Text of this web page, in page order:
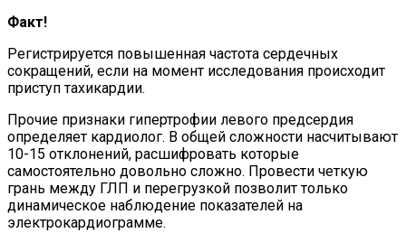
Факт!
Регистрируется повышенная частота сердечных
сокращений, если на момент исследования происходит
приступ тахикардии.
Прочие признаки гипертрофии левого предсердия
определяет кардиолог. В общей сложности насчитывают
10-15 отклонений, расшифровать которые
самостоятельно довольно сложно. Провести четкую
грань между ГЛП и перегрузкой позволит только
динамическое наблюдение показателей на
электрокардиограмме.